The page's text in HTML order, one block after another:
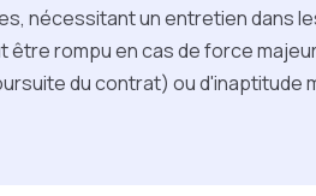
nécessitant un entretien dans
être rompu en cas de force
du contrat) ou d'inaptitude